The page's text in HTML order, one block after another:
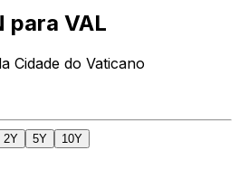
para VAL
Cidade do Vaticano
2Y 5Y 10Y